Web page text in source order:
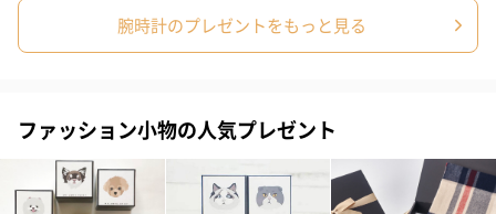
あり（280円）
誕生日や結婚祝い・出産祝いなど、様々なシーンのメッセージカ
ードを同梱します。
メッセージカードや封筒のデザインは一部変更する場合がありま
す。
腕時計のプレゼントをもっと見る
ファッション小物の人気プレゼント